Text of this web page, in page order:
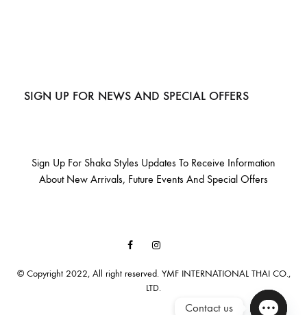
SIGN UP FOR NEWS AND SPECIAL OFFERS
Sign Up For Shaka Styles Updates To Receive Information
About New Arrivals, Future Events And Special Offers
© Copyright 2022, All right reserved. YMF INTERNATIONAL THAI CO.,
LTD.
FacebookInstagram
Contact us